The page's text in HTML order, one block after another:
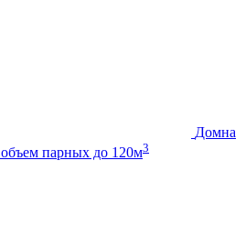
Домна
объем парных до 120м3